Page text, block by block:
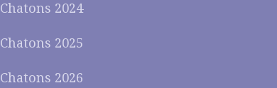
Chatons 2024
Chatons 2025
Chatons 2026